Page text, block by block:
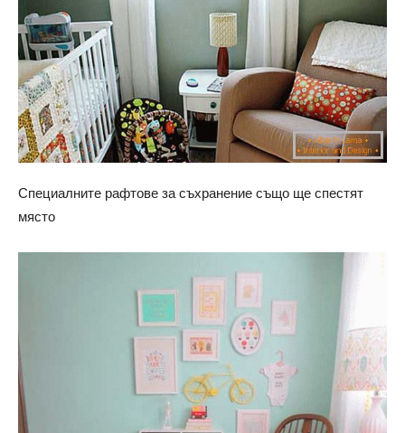
Специалните рафтове за съхранение също ще спестят
място